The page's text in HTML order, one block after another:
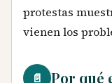
protestas
vienen los
📄 Por qué